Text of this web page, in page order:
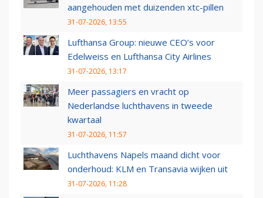
aangehouden met duizenden xtc-pillen
31-07-2026, 13:55
Lufthansa Group: nieuwe CEO’s voor
Edelweiss en Lufthansa City Airlines
31-07-2026, 13:17
Meer passagiers en vracht op
Nederlandse luchthavens in tweede
kwartaal
31-07-2026, 11:57
Luchthavens Napels maand dicht voor
onderhoud: KLM en Transavia wijken uit
31-07-2026, 11:28